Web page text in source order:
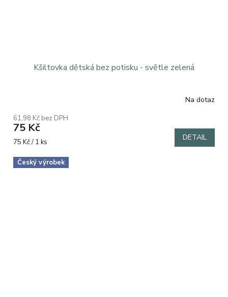
Kšiltovka dětská bez potisku - světle zelená
produktu
je
5,0
5
hvězdiček.
Na dotaz
61,98 Kč bez DPH
75 Kč
Měrná
75 Kč / 1 ks DETAIL
Český výrobek